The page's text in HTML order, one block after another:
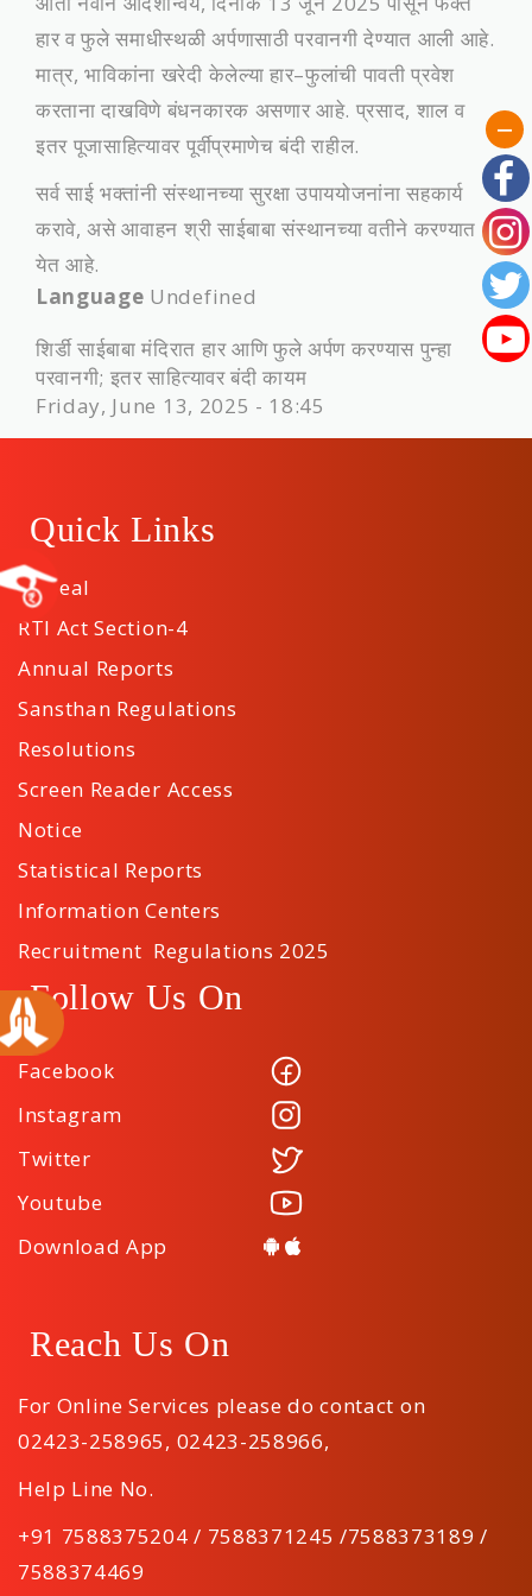
हार व फुले समाधीस्थळी अर्पणासाठी परवानगी देण्यात आली आहे.
मात्र, भाविकांना खरेदी केलेल्या हार–फुलांची पावती प्रवेश
करताना दाखविणे बंधनकारक असणार आहे. प्रसाद, शाल व
इतर पूजासाहित्यावर पूर्वीप्रमाणेच बंदी राहील.
सर्व साई भक्तांनी संस्थानच्या सुरक्षा उपाययोजनांना सहकार्य
करावे, असे आवाहन श्री साईबाबा संस्थानच्या वतीने करण्यात
येत आहे.
Language Undefined
शिर्डी साईबाबा मंदिरात हार आणि फुले अर्पण करण्यास पुन्हा
परवानगी; इतर साहित्यावर बंदी कायम
Friday, June 13, 2025 - 18:45
Quick Links
Appeal
RTI Act Section-4
Annual Reports
Sansthan Regulations
Resolutions
Screen Reader Access
Notice
Statistical Reports
Information Centers
Recruitment Regulations 2025
Follow Us On
Facebook
Instagram
Twitter
Youtube
Download App
Reach Us On
For Online Services please do contact on
02423-258965, 02423-258966,
Help Line No.
+91 7588375204 / 7588371245 /7588373189 /
7588374469